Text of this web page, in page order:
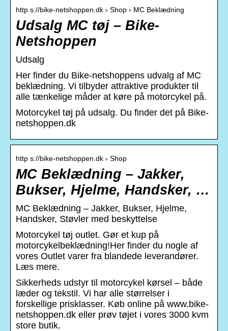
http s://bike-netshoppen.dk › Shop › MC Beklædning
Udsalg MC tøj – Bike-
Netshoppen
Udsalg
Her finder du Bike-netshoppens udvalg af MC
beklædning. Vi tilbyder attraktive produkter til
alle tænkelige måder at køre på motorcykel på.
Motorcykel tøj på udsalg. Du finder det på Bike-
netshoppen.dk
http s://bike-netshoppen.dk › Shop
MC Beklædning – Jakker,
Bukser, Hjelme, Handsker, …
MC Beklædning – Jakker, Bukser, Hjelme,
Handsker, Støvler med beskyttelse
Motorcykel tøj outlet. Gør et kup på
motorcykelbeklædning!Her finder du nogle af
vores Outlet varer fra blandede leverandører.
Læs mere.
Sikkerheds udstyr til motorcykel kørsel – både
læder og tekstil. Vi har alle størrelser i
forskellige prisklasser. Køb online på www.bike-
netshoppen.dk eller prøv tøjet i vores 3000 kvm
store butik.